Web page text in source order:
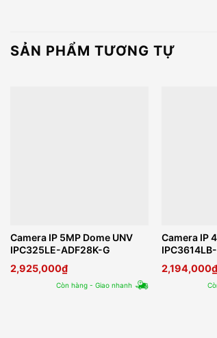
SẢN PHẨM TƯƠNG TỰ
Camera IP 5MP Dome UNV
IPC325LE-ADF28K-G
2,925,000₫
Còn hàng - Giao nhanh
Camera IP
2,194,000₫